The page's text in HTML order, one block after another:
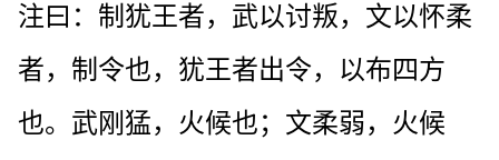
注曰：制犹王者，武以讨叛，文以怀柔
者，制令也，犹王者出令，以布四方
也。武刚猛，火候也；文柔弱，火候